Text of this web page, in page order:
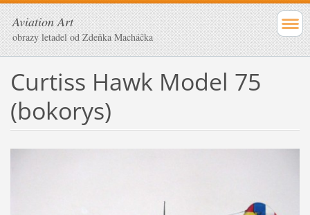
Aviation Art
obrazy letadel od Zdeňka Macháčka
Curtiss Hawk Model 75
(bokorys)